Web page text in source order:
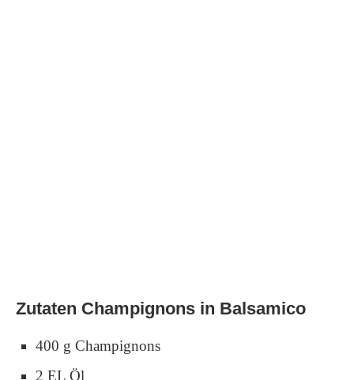
Zutaten Champignons in Balsamico
400 g Champignons
2 EL Öl